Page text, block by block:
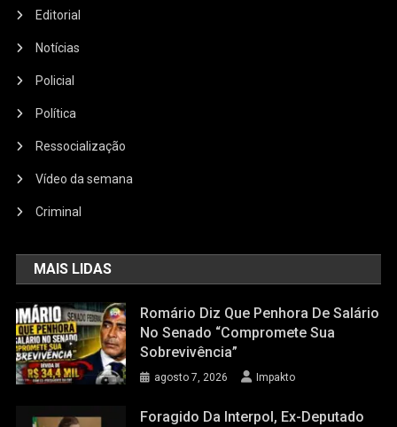
Editorial
Notícias
Policial
Política
Ressocialização
Vídeo da semana
Criminal
MAIS LIDAS
Romário Diz Que Penhora De Salário
No Senado “compromete Sua
Sobrevivência”
agosto 7, 2026 Impakto
Foragido Da Interpol, Ex-Deputado